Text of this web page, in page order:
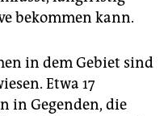
bekommen kann.
in dem Gebiet sind
Etwa 17
in Gegenden, die